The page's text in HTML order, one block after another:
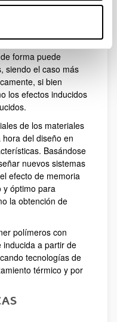
de polímeros con
en todos ellos
forma puede
siendo el caso más
si bien
los efectos inducidos
de los materiales
del diseño en
Basándose
nuevos sistemas
efecto de memoria
y óptimo para
la obtención de
polímeros con
inducida a partir de
tecnologías de
térmico y por